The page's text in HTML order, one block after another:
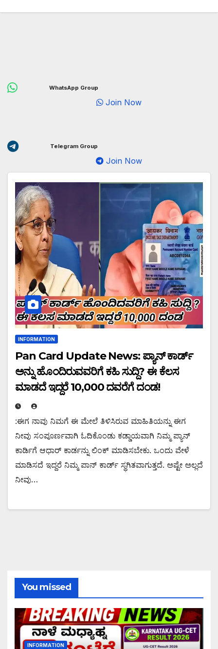
WhatsApp Group
Join Now
Telegram Group
Join Now
INFORMATION
Pan Card Update News: ಪ್ಯಾನ್ ಕಾರ್ಡ್
ಅನ್ನು ಹೊಂದಿರುವವರಿಗೆ ಕಹಿ ಸುದ್ದಿ? ಈ ಕೆಲಸ
ಮಾಡದೆ ಇದ್ದರೆ 10,000 ದವರೆಗೆ ದಂಡ!
:ಈಗ ನಾವು ನಿಮಗೆ ಈ ಮೇಲೆ ತಿಳಿಸಿರುವ ಮಾಹಿತಿಯನ್ನು ಈಗ
ನೀವು ಸಂಪೂರ್ಣವಾಗಿ ಓದಿಕೊಂಡು ಕಡ್ಡಾಯವಾಗಿ ನಿಮ್ಮ ಪ್ಯಾನ್
ಕಾರ್ಡಿಗೆ ಆಧಾರ್ ಕಾರ್ಡನ್ನು ಲಿಂಕ್ ಮಾಡಿಸಬೇಕು. ಒಂದು ವೇಳೆ
ಮಾಡಿಸದೆ ಇದ್ದರೆ ನಿಮ್ಮ ಪಾನ್ ಕಾರ್ಡ್ ಸ್ಥಗಿತವಾಗುತ್ತದೆ. ಅಷ್ಟೇ ಅಲ್ಲದೆ
ನೀವು…
You missed
INFORMATION